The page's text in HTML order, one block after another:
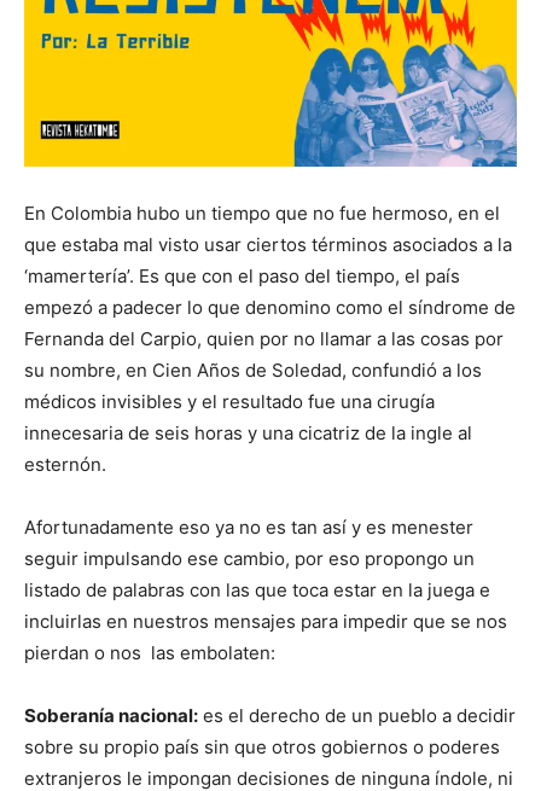
En Colombia hubo un tiempo que no fue hermoso, en el
que estaba mal visto usar ciertos términos asociados a la
‘mamertería’. Es que con el paso del tiempo, el país
empezó a padecer lo que denomino como el síndrome de
Fernanda del Carpio, quien por no llamar a las cosas por
su nombre, en Cien Años de Soledad, confundió a los
médicos invisibles y el resultado fue una cirugía
innecesaria de seis horas y una cicatriz de la ingle al
esternón.
Afortunadamente eso ya no es tan así y es menester
seguir impulsando ese cambio, por eso propongo un
listado de palabras con las que toca estar en la juega e
incluirlas en nuestros mensajes para impedir que se nos
pierdan o nos las embolaten:
Soberanía nacional: es el derecho de un pueblo a decidir
sobre su propio país sin que otros gobiernos o poderes
extranjeros le impongan decisiones de ninguna índole, ni